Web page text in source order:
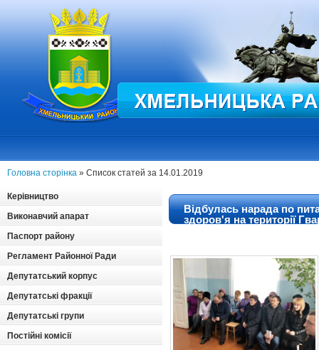
Головна сторінка » Список статей за 14.01.2019
Керівництво
Виконавчий апарат
Паспорт району
Регламент Районної Ради
Депутатський корпус
Депутатські фракції
Депутатські групи
Постійні комісії
Відбулась нарада по
здоров'я на території